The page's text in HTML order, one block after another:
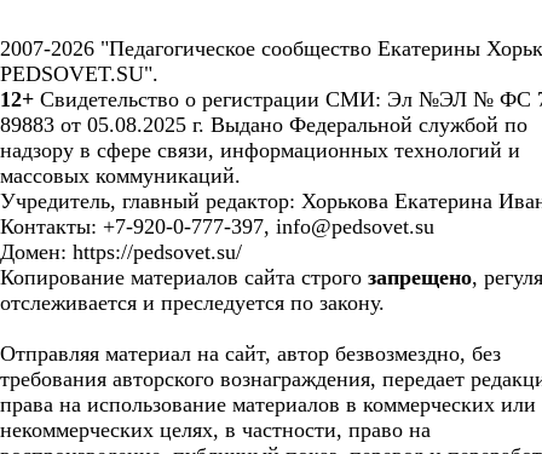
2007-2026 "Педагогическое сообщество Екатерины
PEDSOVET.SU".
12+ Свидетельство о регистрации СМИ: Эл №ЭЛ № ФС
89883 от 05.08.2025 г. Выдано Федеральной службой по
надзору в сфере связи, информационных технологий и
массовых коммуникаций.
Учредитель, главный редактор: Хорькова Екатерина
Контакты: +7-920-0-777-397, info@pedsovet.su
Домен: https://pedsovet.su/
Копирование материалов сайта строго запрещено,
отслеживается и преследуется по закону.
Отправляя материал на сайт, автор безвозмездно, без
требования авторского вознаграждения, передает
права на использование материалов в коммерческих или
некоммерческих целях, в частности, право на